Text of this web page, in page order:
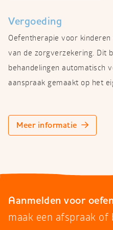
Vergoeding
Oefentherapie voor
van de zorgverzekering. Dit
behandelingen automatisch
aanspraak gemaakt op het
Meer informatie
Aanmelden voor
maak een afspraak of